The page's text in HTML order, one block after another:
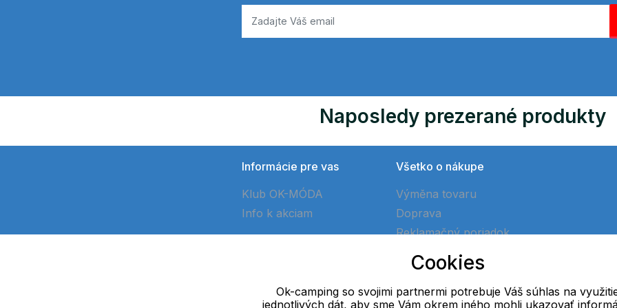
Naposledy prezerané produkty
Informácie pre vas
Klub OK-MÓDA
Info k akciam
Všetko o nákupe
Výměna tovaru
Doprava
Reklamačný poriadok
Ako vytvoriť objednávku
Obchodné podmienky
Cookies
Ok-camping so svojimi partnermi potrebuje Váš súhlas na
jednotlivých dát, aby sme Vám okrem iného mohli ukazovať